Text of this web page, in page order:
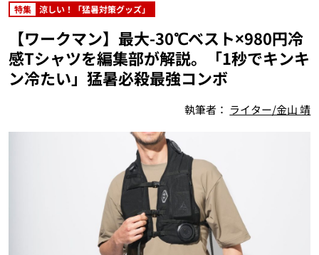
特集 涼しい！「猛暑対策グッズ」
【ワークマン】最大-30℃ベスト×980円冷
感Tシャツを編集部が解説。「1秒でキンキ
ン冷たい」猛暑必殺最強コンボ
執筆者： ライター/金山 靖